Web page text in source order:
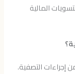
المالية
إجراءات التصفية.